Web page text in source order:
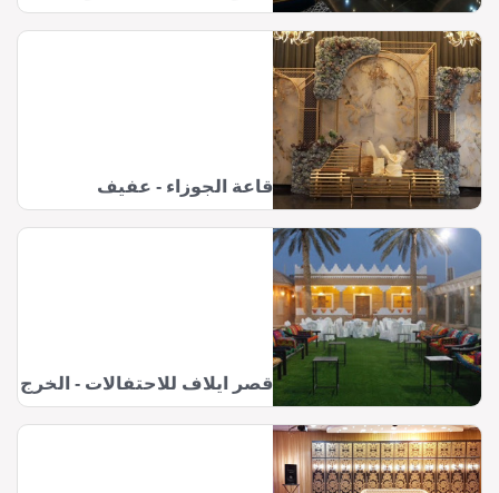
قاعة الجوزاء - عفيف
قصر ايلاف للاحتفالات - الخرج